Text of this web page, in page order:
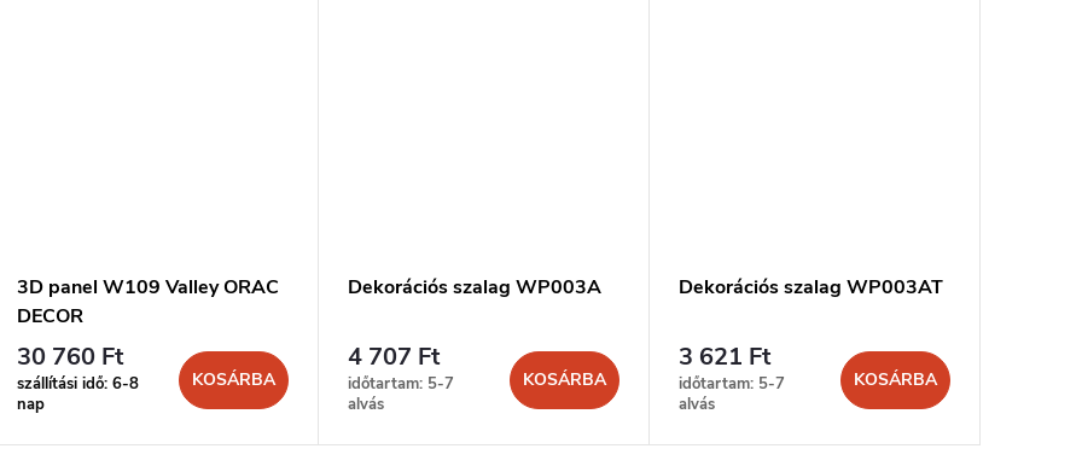
3D panel W109 Valley ORAC
DECOR
30 760 Ft
szállítási idő: 6-8
nap
KOSÁRBA
Dekorációs szalag WP003A
4 707 Ft
időtartam: 5-7
alvás
KOSÁRBA
Dekorációs szalag WP003AT
3 621 Ft
időtartam: 5-7
alvás
KOSÁRBA